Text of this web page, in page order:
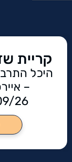
קריית
היכל
–
26